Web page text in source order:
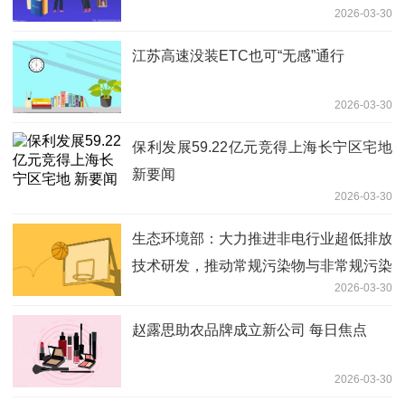
2026-03-30
江苏高速没装ETC也可“无感”通行
2026-03-30
保利发展59.22亿元竞得上海长宁区宅地
新要闻
2026-03-30
生态环境部：大力推进非电行业超低排放
技术研发，推动常规污染物与非常规污染
2026-03-30
赵露思助农品牌成立新公司 每日焦点
2026-03-30